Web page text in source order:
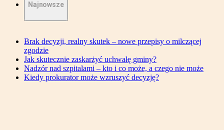
Najnowsze
Brak decyzji, realny skutek – nowe przepisy o milczącej
zgodzie
Jak skutecznie zaskarżyć uchwałę gminy?
Nadzór nad szpitalami – kto i co może, a czego nie może
Kiedy prokurator może wzruszyć decyzję?